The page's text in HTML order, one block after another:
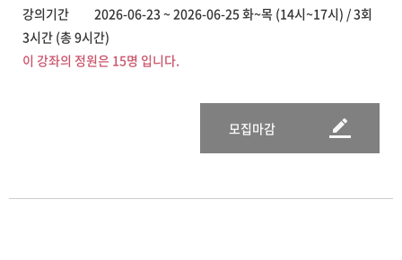
강의기간 2026-06-23 ~ 2026-06-25 화~목 (14시~17시) / 3회
3시간 (총 9시간)
이 강좌의 정원은 15명 입니다.
모집마감